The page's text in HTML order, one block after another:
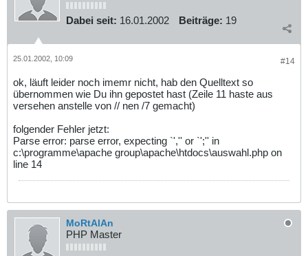
Dabei seit: 16.01.2002 Beiträge: 19
#14
25.01.2002, 10:09
ok, läuft leider noch imemr nicht, hab den Quelltext so
übernommen wie Du ihn gepostet hast (Zeile 11 haste aus
versehen anstelle von // nen /7 gemacht)
folgender Fehler jetzt:
Parse error: parse error, expecting `','' or `';'' in
c:\programme\apache group\apache\htdocs\auswahl.php on
line 14
MoRtAlAn
PHP Master